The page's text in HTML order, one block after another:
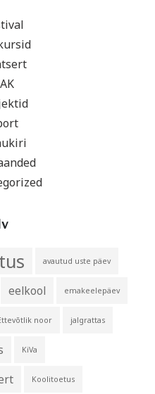
avautud uste päev
eelkool emakeelepäev
noor jalgrattas
KiVa
Koolitoetus